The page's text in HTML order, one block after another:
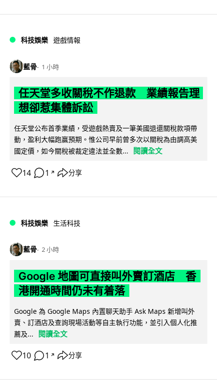
科技娛樂 遊戲情報
藍骨 1 小時
任天堂多收關稅不作退款 業績報告理
想卻惹集體訴訟
任天堂公布首季業績，受遊戲熱賣及一筆美國退還關稅款項帶
動，盈利大幅跑贏預期。惟公司早前曾多次以關稅為由調高美
國定價，如今關稅被裁定違法並全數...
閱讀全文
14 1 ↗ 分享
科技娛樂 生活科技
藍骨 2 小時
Google 地圖可直接叫外賣訂酒店 香
港開通時間仍未有着落
Google 為 Google Maps 內置聊天助手 Ask Maps 新增叫外
賣、訂酒店及查詢現場活動等自主執行功能，並引入個人化推
薦及...
閱讀全文
10 1 ↗ 分享